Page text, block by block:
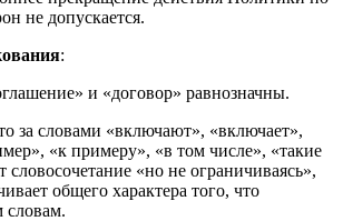
не допускается.
:
и «договор» равнозначны.
за словами «включают», «включает»,
«к примеру», «в том числе», «такие
словосочетание «но не ограничиваясь»,
общего характера того, что
словам.